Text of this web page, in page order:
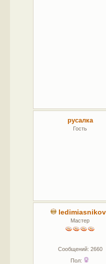
русалка
Гость
Мастер
Сообщений: 2660
Пол: